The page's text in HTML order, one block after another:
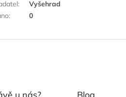
:
Vyšehrad
: 0
u nás? Blog